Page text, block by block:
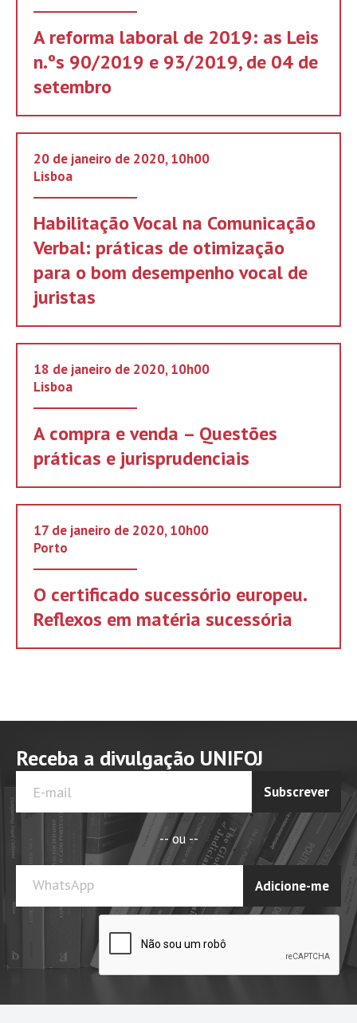
A reforma laboral de 2019: as Leis
n.ºs 90/2019 e 93/2019, de 04 de
setembro
20 de janeiro de 2020, 10h00
Lisboa
Habilitação Vocal na Comunicação
Verbal: práticas de otimização
para o bom desempenho vocal de
juristas
18 de janeiro de 2020, 10h00
Lisboa
A compra e venda – Questões
práticas e jurisprudenciais
17 de janeiro de 2020, 10h00
Porto
O certificado sucessório europeu.
Reflexos em matéria sucessória
Receba a divulgação UNIFOJ
Subscrever
-- ou --
WhatsApp Adicione-me